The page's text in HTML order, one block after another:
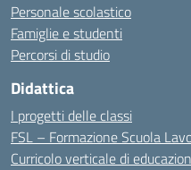
Personale scolastico
Famiglie e studenti
Percorsi di studio
Didattica
I progetti delle classi
FSL – Formazione Scuola
Curricolo verticale di